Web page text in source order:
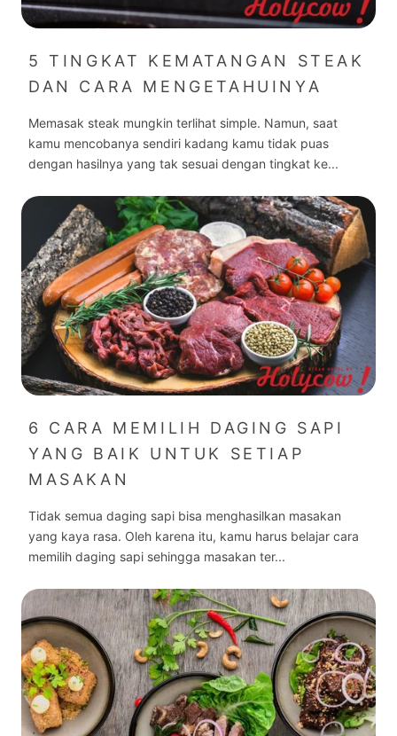
5 TINGKAT KEMATANGAN STEAK
DAN CARA MENGETAHUINYA
Memasak steak mungkin terlihat simple. Namun, saat
kamu mencobanya sendiri kadang kamu tidak puas
dengan hasilnya yang tak sesuai dengan tingkat ke...
6 CARA MEMILIH DAGING SAPI
YANG BAIK UNTUK SETIAP
MASAKAN
Tidak semua daging sapi bisa menghasilkan masakan
yang kaya rasa. Oleh karena itu, kamu harus belajar cara
memilih daging sapi sehingga masakan ter...